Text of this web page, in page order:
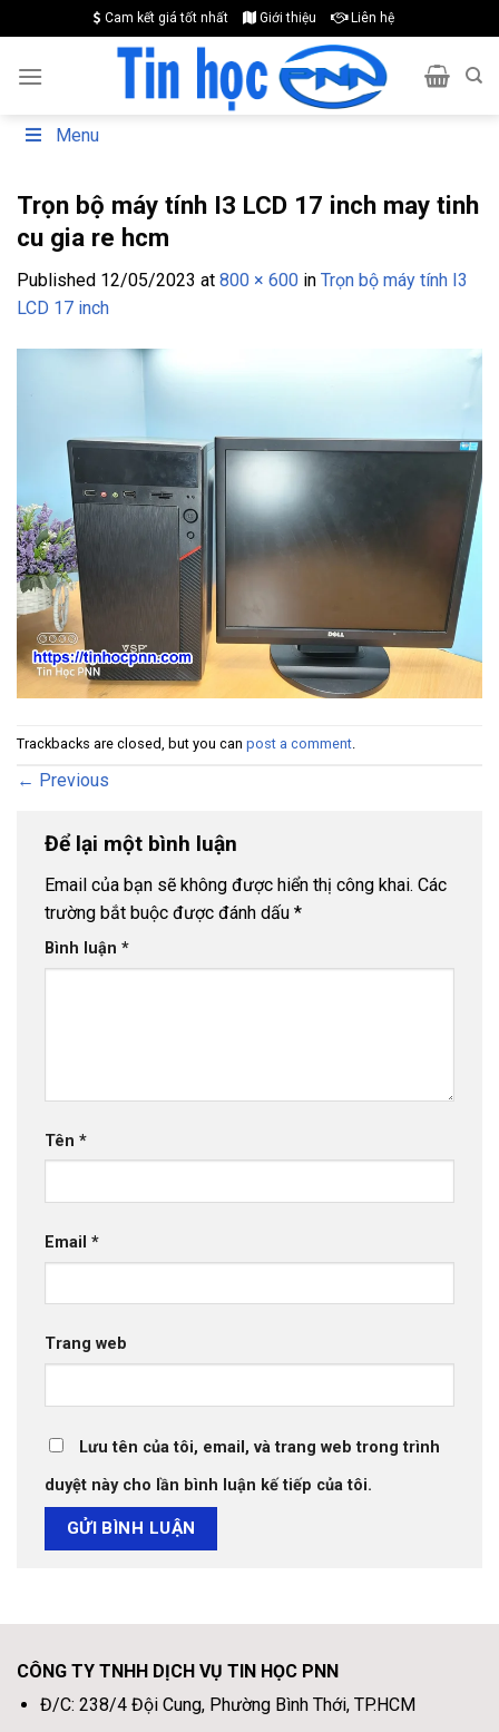
to
content
Cam kết giá tốt nhất Giới thiệu Liên hệ
Menu
Trọn bộ máy tính I3 LCD 17 inch may tinh
cu gia re hcm
Published 12/05/2023 at 800 × 600 in Trọn bộ máy tính I3
LCD 17 inch
Trackbacks are closed, but you can post a comment.
← Previous
Để lại một bình luận
Email của bạn sẽ không được hiển thị công khai. Các
trường bắt buộc được đánh dấu *
Bình luận *
Tên *
Email *
Trang web
Lưu tên của tôi, email, và trang web trong trình
duyệt này cho lần bình luận kế tiếp của tôi.
CÔNG TY TNHH DỊCH VỤ TIN HỌC PNN
Đ/C: 238/4 Đội Cung, Phường Bình Thới, TP.HCM